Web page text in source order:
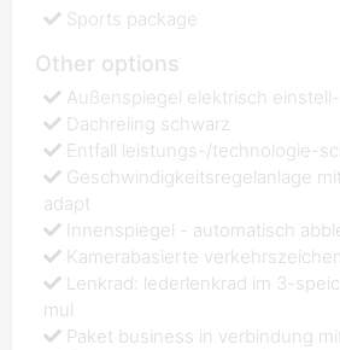
Sports package
Other options
Außenspiegel elektrisch
Dachreling schwarz
Entfall leistungs-/technologie-
Geschwindigkeitsregelanlage
adapt
Innenspiegel - automatisch
Kamerabasierte
Lenkrad: lederlenkrad im 3-
mul
Paket business in verbindung